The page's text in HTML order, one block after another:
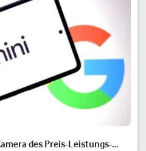
des Preis-Leistungs-